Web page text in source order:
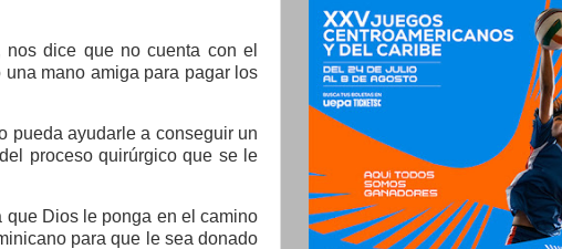
nos dice que no cuenta con el
mano amiga para pagar los
pueda ayudarle a conseguir un
proceso quirúrgico que se le
Dios le ponga en el camino
para que le sea donado